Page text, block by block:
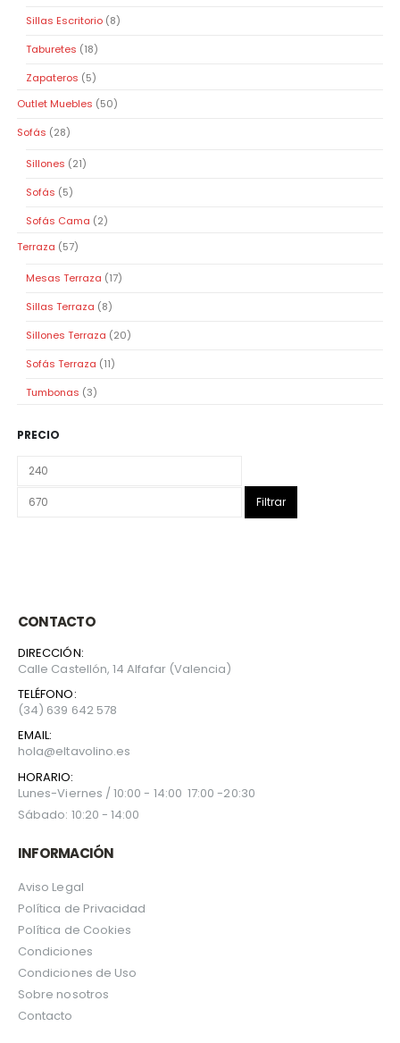
Sillas Escritorio (8)
Taburetes (18)
Zapateros (5)
Outlet Muebles (50)
Sofás (28)
Sillones (21)
Sofás (5)
Sofás Cama (2)
Terraza (57)
Mesas Terraza (17)
Sillas Terraza (8)
Sillones Terraza (20)
Sofás Terraza (11)
Tumbonas (3)
PRECIO
Precio
máximo
Filtrar
CONTACTO
DIRECCIÓN:
Calle Castellón, 14 Alfafar (Valencia)
TELÉFONO:
(34) 639 642 578
EMAIL:
hola@eltavolino.es
HORARIO:
Lunes-Viernes / 10:00 - 14:00 17:00 -20:30
Sábado: 10:20 - 14:00
INFORMACIÓN
Aviso Legal
Política de Privacidad
Política de Cookies
Condiciones
Condiciones de Uso
Sobre nosotros
Contacto